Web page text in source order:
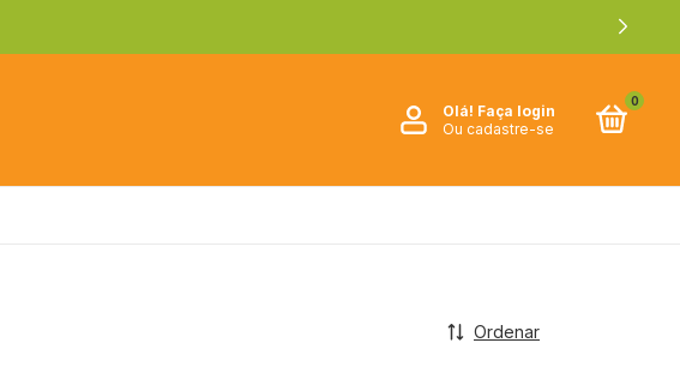
Olá! Faça login
Ou cadastre-se
0
Ordenar